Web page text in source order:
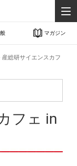
マガジン
産総研サイエンスカフ
フェ in